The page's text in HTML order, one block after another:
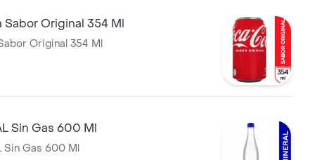
Original 354 Ml
Original 354 Ml
Sin Gas 600 Ml
Sin Gas 600 Ml